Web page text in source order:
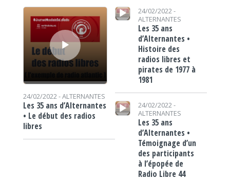
Lecteur audio
24/02/2022 -ALTERNANTES
Les 35 ans d’Alternantes
• Le début des radios
libres
Lecteur audio
24/02/2022 -
ALTERNANTES
Les 35 ans
d’Alternantes •
Histoire des
radios libres et
pirates de 1977 à
1981
Lecteur audio
24/02/2022 -
ALTERNANTES
Les 35 ans
d’Alternantes •
Témoignage d’un
des participants
à l’épopée de
Radio Libre 44